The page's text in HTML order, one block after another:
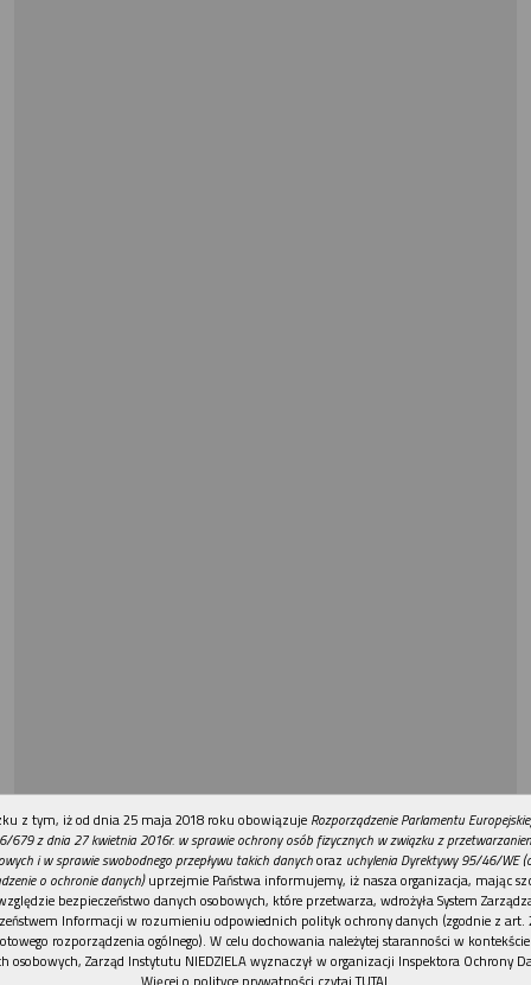
REKLAMA
z tym, iż od dnia 25 maja 2018 roku obowiązuje Rozporządzenie Parlamentu
679 z dnia 27 kwietnia 2016r. w sprawie ochrony osób fizycznych w związku z
i w sprawie swobodnego przepływu takich danychoraz uchylenia Dyrektywy 95/46/WE
o ochronie danych)uprzejmie Państwa informujemy, iż nasza organizacja, mając
bezpieczeństwo danych osobowych, które przetwarza, wdrożyła System
Informacji w rozumieniu odpowiednich polityk ochrony danych (zgodnie z art.
rozporządzenia ogólnego). W celu dochowania należytej staranności w
osobowych, Zarząd Instytutu NIEDZIELA wyznaczył w organizacji Inspektora Ochrony
Więcej o polityce prywatności czytaj TUTAJ